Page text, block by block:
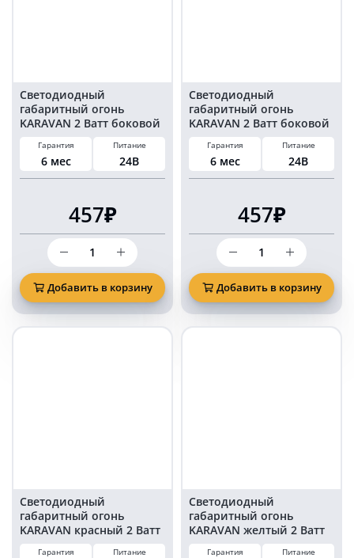
Светодиодный
габаритный огонь
KARAVAN 2 Ватт боковой
красный свет 24 Вольт
комплект 2 шт
Гарантия
6 мес
Питание
24В
457₽
Количество
товара
Светодиодный
габаритный
огонь
KARAVAN
2
Добавить в корзину
Светодиодный
габаритный огонь
KARAVAN 2 Ватт боковой
желтый свет 24 Вольт
комплект 2 шт
Гарантия
6 мес
Питание
24В
457₽
Количество
товара
Светодиодный
габаритный
огонь
KARAVAN
2
Добавить в корзину
Светодиодный
габаритный огонь
KARAVAN красный 2 Ватт
24 Вольт комплект 4 шт
Гарантия Питание
Светодиодный
габаритный огонь
KARAVAN желтый 2 Ватт
24 Вольт комплект 4 шт
Гарантия Питание